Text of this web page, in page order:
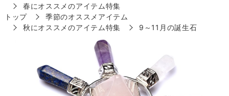
春にオススメのアイテム特集
トップ
季節のオススメアイテム
秋にオススメのアイテム特集
9～11月の誕生石